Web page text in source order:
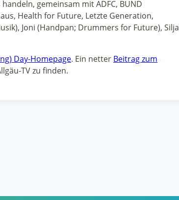
gemeinsam mit ADFC, BUND
Health for Future, Letzte Generation,
Joni (Handpan; Drummers for Future), Silja
Day-Homepage. Ein netter Beitrag zum
TV zu finden.